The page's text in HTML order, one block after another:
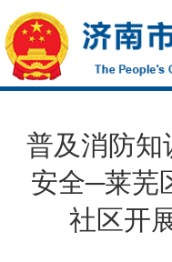
普及消防知
安全─莱芜
社区开